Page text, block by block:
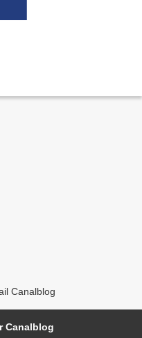
Canalblog
Canalblog